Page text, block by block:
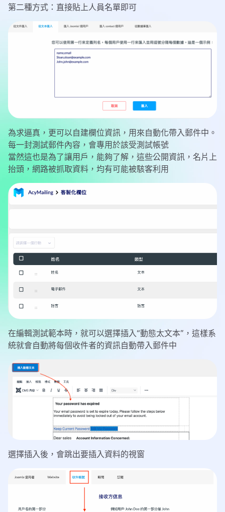
第二種方式：直接貼上人員名單即可
為求逼真，更可以自建欄位資訊，用來自動化帶入郵件中。
每一封測試郵件內容，會專用於該受測試帳號
當然這也是為了讓用戶，能夠了解，這些公開資訊，名片上
抬頭，網路被抓取資料，均有可能被駭客利用
在編輯測試範本時，就可以選擇插入“動態太文本”，這樣系
統就會自動將每個收件者的資訊自動帶入郵件中
選擇插入後，會跳出要插入資料的視窗